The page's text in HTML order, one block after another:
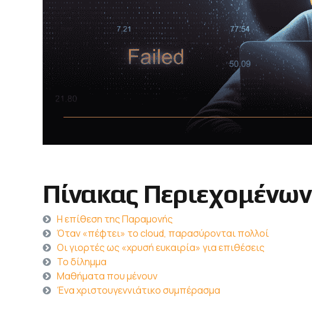
Πίνακας Περιεχομένων
Η επίθεση της Παραμονής
Όταν «πέφτει» το cloud, παρασύρονται πολλοί
Οι γιορτές ως «χρυσή ευκαιρία» για επιθέσεις
Το δίλημμα
Μαθήματα που μένουν
Ένα χριστουγεννιάτικο συμπέρασμα